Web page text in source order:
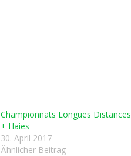
Championnats Longues Distances
+ Haies
30. April 2017
Ähnlicher Beitrag